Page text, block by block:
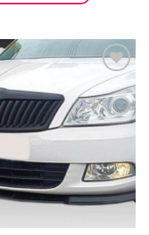
Ajouter
à la
wishlist